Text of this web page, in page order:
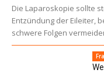
Die Laparoskopie sollte
Entzündung der Eileiter,
schwere Folgen